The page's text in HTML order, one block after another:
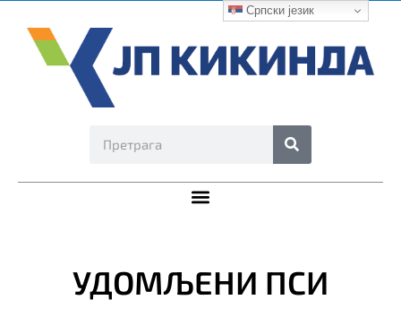
УДОМЉЕНИ ПСИ
Српски језик